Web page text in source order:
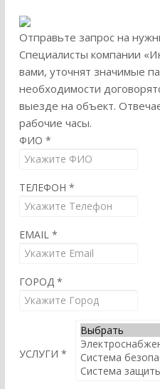
Отправьте запрос на
Специалисты компании
вами, уточнят значимые
необходимости
выезде на объект.
рабочие часы.
ФИО *
ТЕЛЕФОН *
EMAIL *
ГОРОД *
УСЛУГИ *